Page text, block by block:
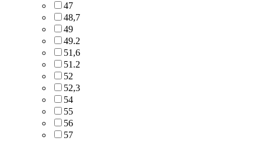
47
48,7
49
49.2
51,6
51.2
52
52,3
54
55
56
57